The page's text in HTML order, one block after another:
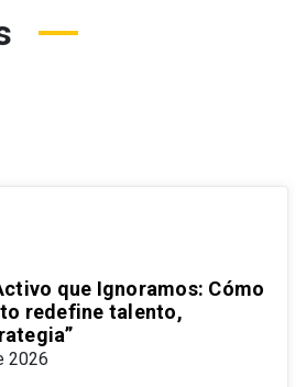
que Ignoramos: Cómo
redefine talento,
2026